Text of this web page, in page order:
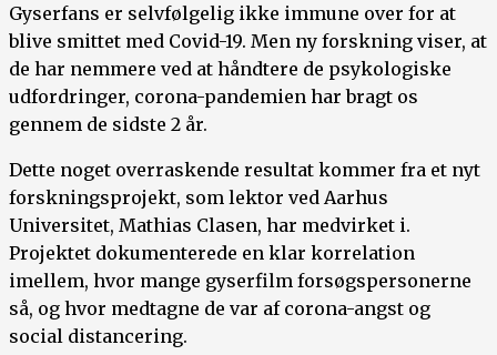
Gyserfans er selvfølgelig ikke immune over for at
blive smittet med Covid-19. Men ny forskning viser, at
de har nemmere ved at håndtere de psykologiske
udfordringer, corona-pandemien har bragt os
gennem de sidste 2 år.
Dette noget overraskende resultat kommer fra et nyt
forskningsprojekt, som lektor ved Aarhus
Universitet, Mathias Clasen, har medvirket i.
Projektet dokumenterede en klar korrelation
imellem, hvor mange gyserfilm forsøgspersonerne
så, og hvor medtagne de var af corona-angst og
social distancering.